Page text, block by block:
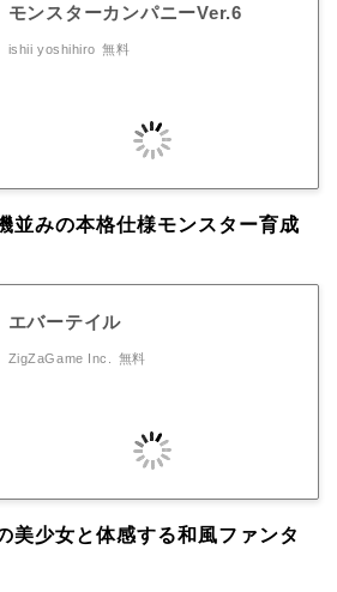
モンスターカンパニーVer.6
ishii yoshihiro 無料
並みの本格仕様モンスター育成
エバーテイル
ZigZaGame Inc. 無料
美少女と体感する和風ファンタ